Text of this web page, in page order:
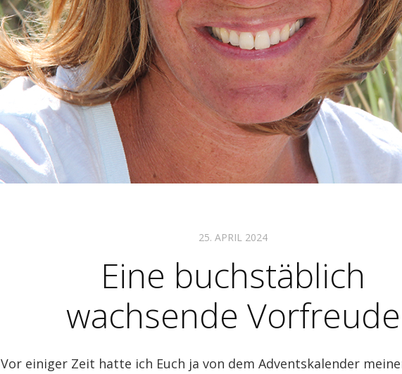
25. APRIL 2024
Eine buchstäblich
wachsende Vorfreude
Vor einiger Zeit hatte ich Euch ja von dem Adventskalender